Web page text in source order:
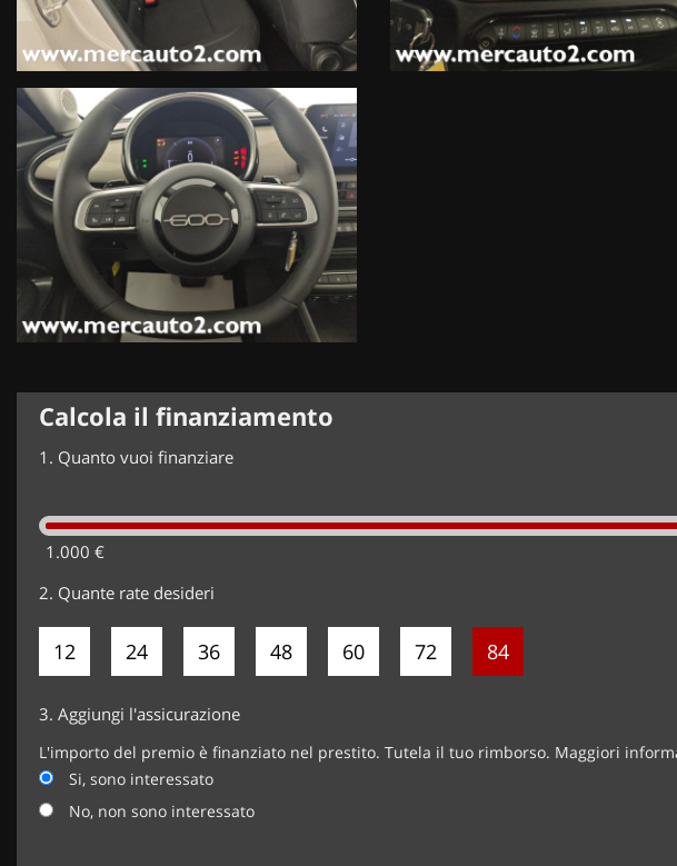
Calcola il finanziamento
1. Quanto vuoi finanziare
1.000 €
2. Quante rate desideri
12 24 36 48 60 72 84
3. Aggiungi l'assicurazione
L'importo del premio è finanziato nel prestito. Tutela il tuo rimborso. Maggiori
Si, sono interessato
No, non sono interessato